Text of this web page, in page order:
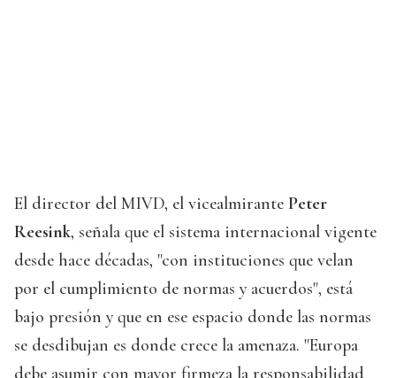
El director del MIVD, el vicealmirante Peter
Reesink, señala que el sistema internacional vigente
desde hace décadas, "con instituciones que velan
por el cumplimiento de normas y acuerdos", está
bajo presión y que en ese espacio donde las normas
se desdibujan es donde crece la amenaza. "Europa